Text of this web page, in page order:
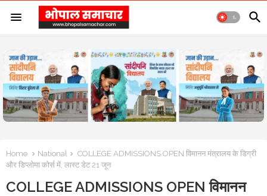
Home National
COLLEGE ADMISSIONS OPEN विमानन मंत्रालय के डिग्री
और डिप्लोमा कोर्स में, लास्ट डेट 21 जून
COLLEGE ADMISSIONS OPEN विमानन